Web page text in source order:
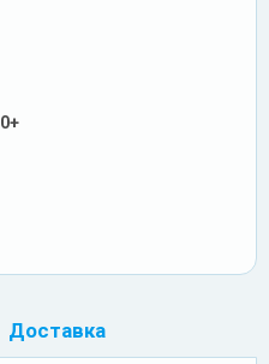
0+
Доставка